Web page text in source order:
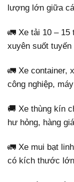
lượng lớn giữa
🚛 Xe tải 10 – 15
xuyên suốt tuyến
🚛 Xe container,
công nghiệp,
🚚 Xe thùng kín
hư hỏng, hàng
🚛 Xe mui bạt
có kích thước